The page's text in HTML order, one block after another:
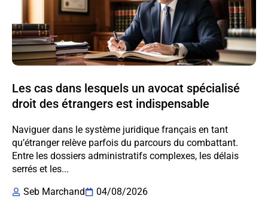
Les cas dans lesquels un avocat spécialisé
droit des étrangers est indispensable
Naviguer dans le système juridique français en tant
qu’étranger relève parfois du parcours du combattant.
Entre les dossiers administratifs complexes, les délais
serrés et les...
Seb Marchand
04/08/2026